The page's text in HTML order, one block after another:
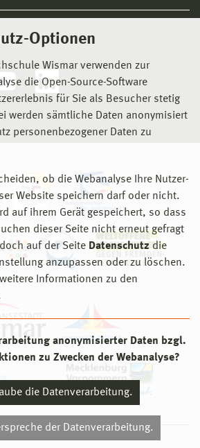
Optionen
Wismar verwenden zur
die Open-Source-Software
für Sie als Besucher stetig
werden sämtliche Daten anonymisiert
personenbezogener Daten zu
ob die Webanalyse Ihre Nutzer-
Website speichern darf oder nicht.
auf ihrem Gerät gespeichert, so dass
dieser Seite nicht erneut gefragt
auf der Seite Datenschutz die
anzupassen oder zu löschen.
Informationen zu den
anonymisierter Daten bzgl.
zu Zwecken der Webanalyse?
die Datenverarbeitung.
der Datenverarbeitung.
2026 Hochschule Wismar